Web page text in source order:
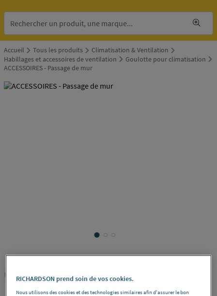
Accueil Tous les produits
Climatisation & Ventilation
Habillages et accessoires de ventilation
Goulotte pour climatisation
ACCESSOIRES - Passage de mur
ARTIPLASTIC REF : 265FX
RICHARDSON prend soin de vos cookies.
Nous utilisons des cookies et des technologies similaires afin d'assurer le bon